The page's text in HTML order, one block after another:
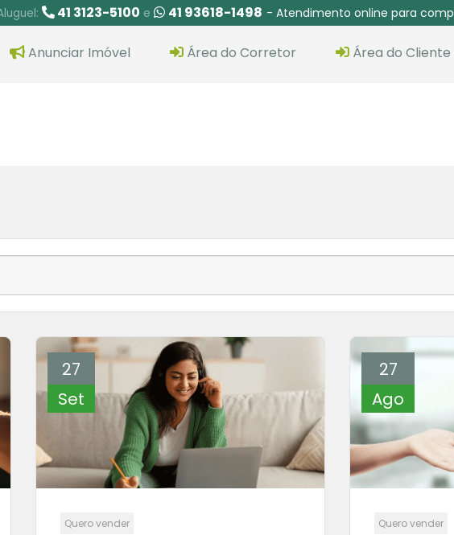
41 3123-5100 e 41 93618-1498 - Atendimento online para
Anunciar Imóvel Área do Corretor Área do
27
Set
Quero vender
27
Ago
Quero vender